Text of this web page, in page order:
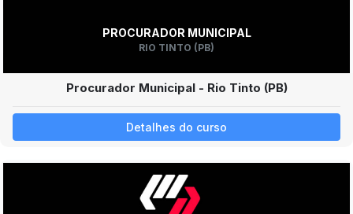
PROCURADOR MUNICIPAL
RIO TINTO (PB)
Procurador Municipal - Rio Tinto (PB)
Detalhes do curso